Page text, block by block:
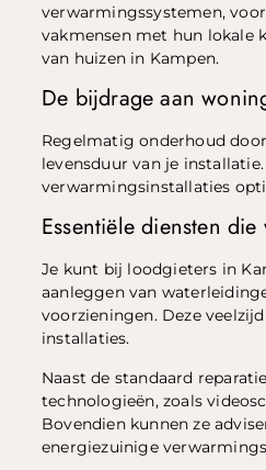
verwarmingssystemen,
vakmensen met hun lokale
van huizen in Kampen.
De bijdrage aan
Regelmatig onderhoud
levensduur van je
verwarmingsinstallaties
Essentiële diensten
Je kunt bij loodgieters in
aanleggen van
voorzieningen. Deze
installaties.
Naast de standaard
technologieën, zoals
Bovendien kunnen ze
energiezuinige